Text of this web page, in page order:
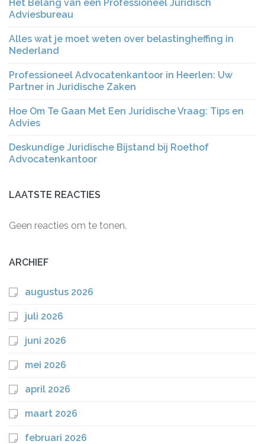
Het Belang van een Professioneel Juridisch
Adviesbureau
Alles wat je moet weten over belastingheffing in
Nederland
Professioneel Advocatenkantoor in Heerlen: Uw
Partner in Juridische Zaken
Hoe Om Te Gaan Met Een Juridische Vraag: Tips en
Advies
Deskundige Juridische Bijstand bij Roethof
Advocatenkantoor
LAATSTE REACTIES
Geen reacties om te tonen.
ARCHIEF
augustus 2026
juli 2026
juni 2026
mei 2026
april 2026
maart 2026
februari 2026